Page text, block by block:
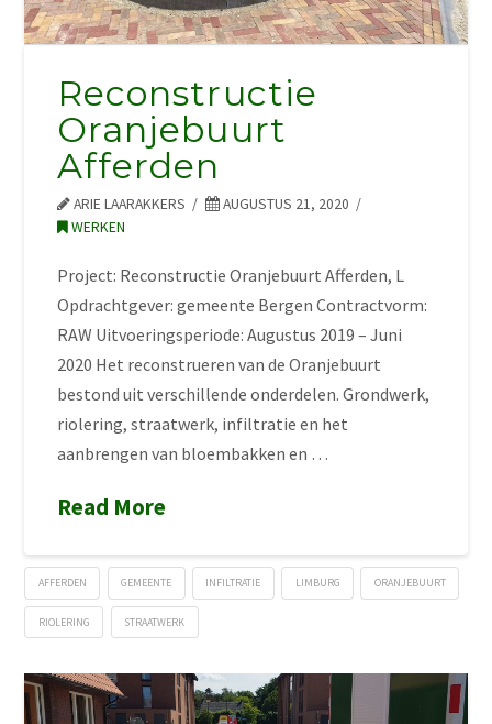
Reconstructie
Oranjebuurt
Afferden
ARIE LAARAKKERS
AUGUSTUS 21, 2020
WERKEN
Project: Reconstructie Oranjebuurt Afferden, L
Opdrachtgever: gemeente Bergen Contractvorm:
RAW Uitvoeringsperiode: Augustus 2019 – Juni
2020 Het reconstrueren van de Oranjebuurt
bestond uit verschillende onderdelen. Grondwerk,
riolering, straatwerk, infiltratie en het
aanbrengen van bloembakken en …
Read More
AFFERDEN GEMEENTE INFILTRATIE LIMBURG ORANJEBUURT
RIOLERING STRAATWERK